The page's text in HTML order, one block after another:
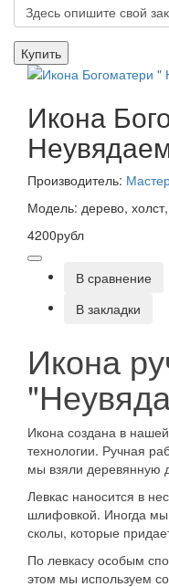
Купить
Икона
Производитель:
Модель: дерево,
4200рубл
В сравнение
В закладки
Икона
Икона создана в
технологии. Ручная
мы взяли деревянную
Левкас наносится в
шлифовкой. Иногда
сколы, которые
По левкасу особым
этом мы используем